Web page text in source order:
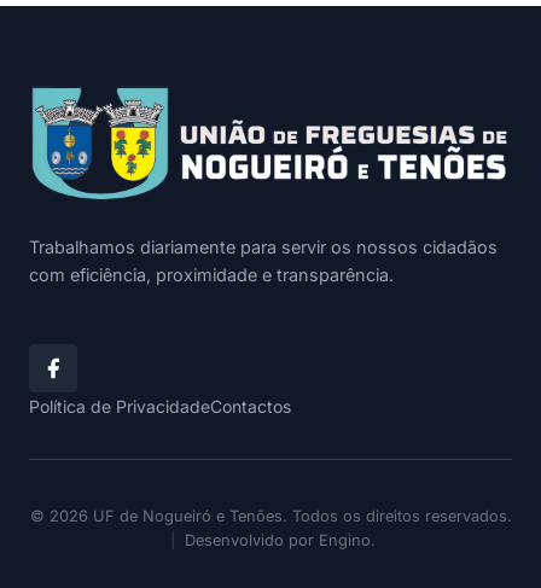
Trabalhamos diariamente para servir os nossos cidadãos
com eficiência, proximidade e transparência.
Política de PrivacidadeContactos
© 2026 UF de Nogueiró e Tenões. Todos os direitos reservados.
Desenvolvido por Engino.